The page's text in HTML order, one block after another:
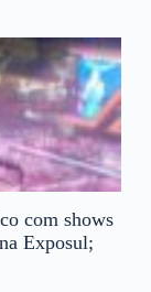
com shows
Exposul;